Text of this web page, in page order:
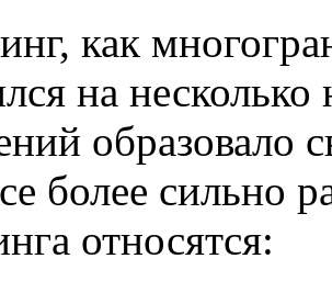
как
на
более сильно
относятся: